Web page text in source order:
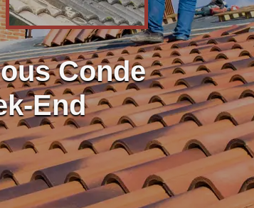
Conde
End